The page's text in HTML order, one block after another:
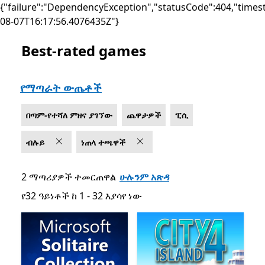
08-07T16:17:56.4076435Z"}
List Microsoft.com
Best-rated games
የማጣራት ውጤቶች
በጣም-የተሻለ ምዘና ያገኘው ጨዋታዎች ፒሲ
ብሉይ ነጠላ ተጫዋች
2 ማጣሪያዎች ተመርጠዋል ሁሉንም አጽዳ
የ32 ዓይነቶች ከ 1 - 32 እያሳየ ነው
የ32 ዓይነቶች ከ 1 - 32 እያሳየ ነው